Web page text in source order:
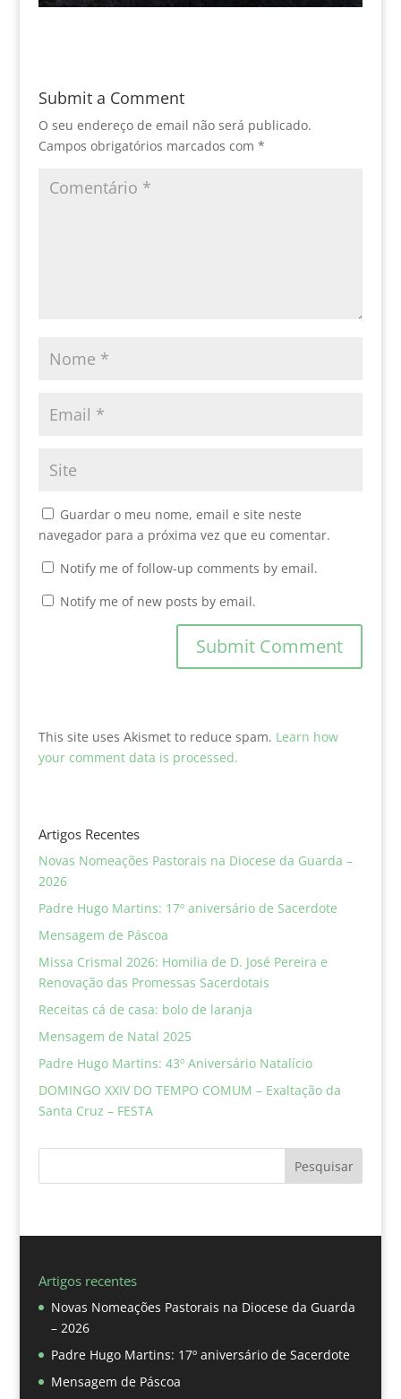
Submit a Comment
O seu endereço de email não será publicado.
Campos obrigatórios marcados com *
Guardar o meu nome, email e site neste
navegador para a próxima vez que eu comentar.
Notify me of follow-up comments by email.
Notify me of new posts by email.
This site uses Akismet to reduce spam. Learn how
your comment data is processed.
Artigos Recentes
Novas Nomeações Pastorais na Diocese da Guarda –
2026
Padre Hugo Martins: 17º aniversário de Sacerdote
Mensagem de Páscoa
Missa Crismal 2026: Homilia de D. José Pereira e
Renovação das Promessas Sacerdotais
Receitas cá de casa: bolo de laranja
Mensagem de Natal 2025
Padre Hugo Martins: 43º Aniversário Natalício
DOMINGO XXIV DO TEMPO COMUM – Exaltação da
Santa Cruz – FESTA
Pesquisar
Artigos recentes
Novas Nomeações Pastorais na Diocese da Guarda
– 2026
Padre Hugo Martins: 17º aniversário de Sacerdote
Mensagem de Páscoa